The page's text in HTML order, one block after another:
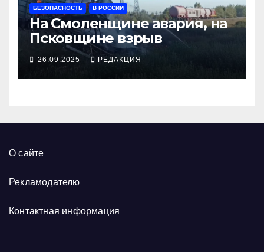
БЕЗОПАСНОСТЬ В РОССИИ
На Смоленщине авария, на
Псковщине взрыв
26.09.2025 РЕДАКЦИЯ
О сайте
Рекламодателю
Контактная информация